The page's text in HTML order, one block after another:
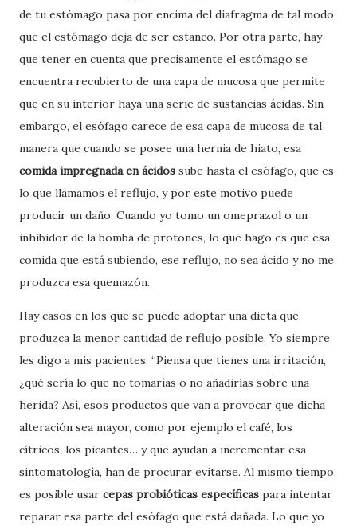
de tu estómago pasa por encima del diafragma de tal modo
que el estómago deja de ser estanco. Por otra parte, hay
que tener en cuenta que precisamente el estómago se
encuentra recubierto de una capa de mucosa que permite
que en su interior haya una serie de sustancias ácidas. Sin
embargo, el esófago carece de esa capa de mucosa de tal
manera que cuando se posee una hernia de hiato, esa
comida impregnada en ácidos sube hasta el esófago, que es
lo que llamamos el reflujo, y por este motivo puede
producir un daño. Cuando yo tomo un omeprazol o un
inhibidor de la bomba de protones, lo que hago es que esa
comida que está subiendo, ese reflujo, no sea ácido y no me
produzca esa quemazón.
Hay casos en los que se puede adoptar una dieta que
produzca la menor cantidad de reflujo posible. Yo siempre
les digo a mis pacientes: “Piensa que tienes una irritación,
¿qué sería lo que no tomarías o no añadirías sobre una
herida? Así, esos productos que van a provocar que dicha
alteración sea mayor, como por ejemplo el café, los
cítricos, los picantes… y que ayudan a incrementar esa
sintomatología, han de procurar evitarse. Al mismo tiempo,
es posible usar cepas probióticas específicas para intentar
reparar esa parte del esófago que está dañada. Lo que yo